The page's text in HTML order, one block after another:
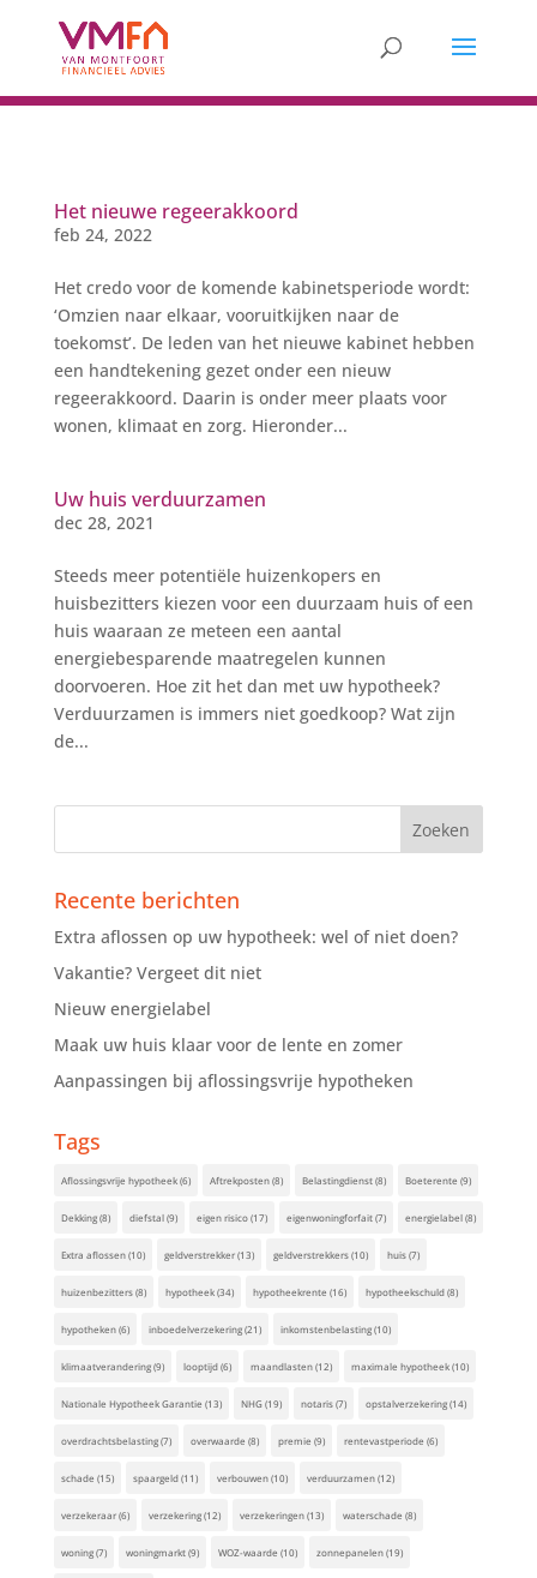
Het nieuwe regeerakkoord
feb 24, 2022
Het credo voor de komende kabinetsperiode wordt:
‘Omzien naar elkaar, vooruitkijken naar de
toekomst’. De leden van het nieuwe kabinet hebben
een handtekening gezet onder een nieuw
regeerakkoord. Daarin is onder meer plaats voor
wonen, klimaat en zorg. Hieronder...
Uw huis verduurzamen
dec 28, 2021
Steeds meer potentiële huizenkopers en
huisbezitters kiezen voor een duurzaam huis of een
huis waaraan ze meteen een aantal
energiebesparende maatregelen kunnen
doorvoeren. Hoe zit het dan met uw hypotheek?
Verduurzamen is immers niet goedkoop? Wat zijn
de...
Recente berichten
Extra aflossen op uw hypotheek: wel of niet doen?
Vakantie? Vergeet dit niet
Nieuw energielabel
Maak uw huis klaar voor de lente en zomer
Aanpassingen bij aflossingsvrije hypotheken
Tags
Aflossingsvrije hypotheek(6) Aftrekposten(8) Belastingdienst(8) Boeterente (9)
Dekking(8) diefstal(9) eigen risico(17) eigenwoningforfait(7) energielabel(8)
Extra aflossen(10) geldverstrekker(13) geldverstrekkers(10) huis(7)
huizenbezitters(8) hypotheek(34) hypotheekrente (16) hypotheekschuld(8)
hypotheken(6) inboedelverzekering(21) inkomstenbelasting(10)
klimaatverandering(9) looptijd(6) maandlasten(12) maximale hypotheek(10)
Nationale Hypotheek Garantie (13) NHG(19) notaris(7) opstalverzekering(14)
overdrachtsbelasting(7) overwaarde (8) premie (9) rentevastperiode (6)
schade (15) spaargeld(11) verbouwen(10) verduurzamen(12)
verzekeraar(6) verzekering(12) verzekeringen(13) waterschade (8)
woning(7) woningmarkt(9) WOZ-waarde (10) zonnepanelen(19)